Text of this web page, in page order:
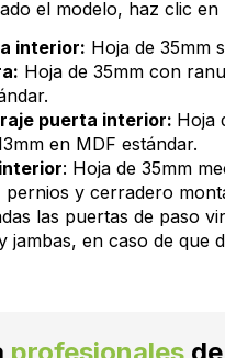
el modelo, haz clic
interior: Hoja de 35mm
Hoja de 35mm con
puerta interior: Hoja
en MDF estándar.
: Hoja de 35mm
y cerradero
las puertas de paso
en caso de que